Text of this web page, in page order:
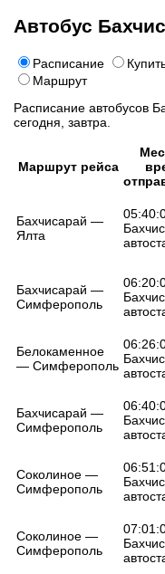
Автобус
Расписание
Маршрут
Расписание автобусов
сегодня, завтра.
Маршрут рейса
Бахчисарай —
Ялта
Бахчисарай —
Симферополь
Белокаменное
— Симферополь
Бахчисарай —
Симферополь
Соколиное —
Симферополь
Соколиное —
Симферополь